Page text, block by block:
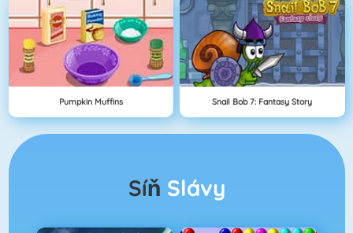
Pumpkin Muffins Snail Bob 7: Fantasy Story
Síň Slávy